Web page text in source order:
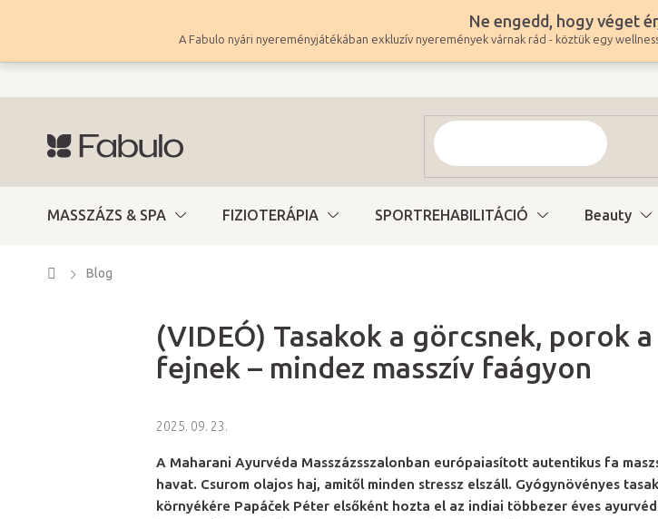
tartalomhoz
Ne engedd, hogy véget
A Fabulo nyári nyereményjátékában exkluzív nyeremények várnak rád - köztük egy
MASSZÁZS & SPA FIZIOTERÁPIA SPORTREHABILITÁCIÓ Beauty
Kezdőlap
Blog
(VIDEÓ) Tasakok a görcsnek, porok
fejnek – mindez masszív faágyon
2025. 09. 23.
A Maharani Ayurvéda Masszázsszalonban európaiasított autentikus fa
havat. Csurom olajos haj, amitől minden stressz elszáll. Gyógynövényes
környékére Papáček Péter elsőként hozta el az indiai többezer éves